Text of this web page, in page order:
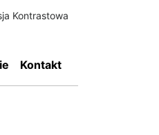
Kontakt
Kontrastowa